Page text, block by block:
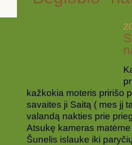
kažkokia moteris pririšo
savaites ji Saitą ( mes jį
valandą nakties prie
Atsukę kameras
Šunelis islauke iki